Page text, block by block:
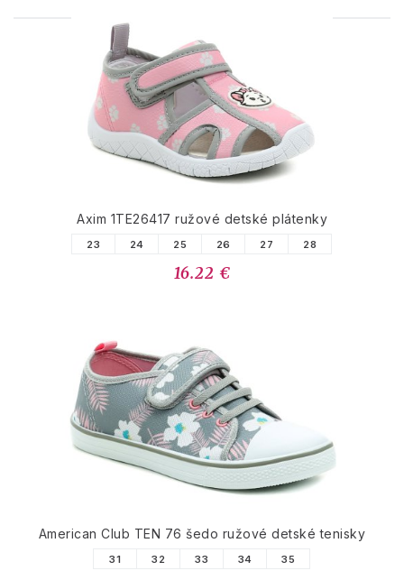
PODOBNÉ PRODUKTY
Axim 1TE26417 ružové detské plátenky
23 24 25 26 27 28
16.22 €
American Club TEN 76 šedo ružové detské tenisky
31 32 33 34 35